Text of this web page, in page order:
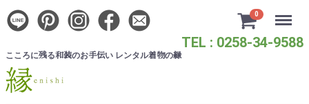
TEL : 0258-34-9588
こころに残る和装のお手伝い レンタル着物の縁
0 Menu